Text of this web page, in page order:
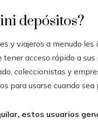
depósitos?
y viajeros a menudo
acceso rápido a
coleccionistas y
para usarse cuando sea
estos usuarios